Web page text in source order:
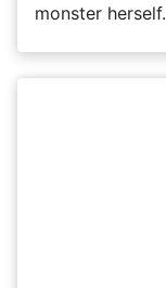
monster herself.